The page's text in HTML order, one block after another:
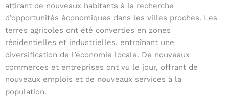
attirant de nouveaux habitants à la recherche
d’opportunités économiques dans les villes proches. Les
terres agricoles ont été converties en zones
résidentielles et industrielles, entraînant une
diversification de l’économie locale. De nouveaux
commerces et entreprises ont vu le jour, offrant de
nouveaux emplois et de nouveaux services à la
population.